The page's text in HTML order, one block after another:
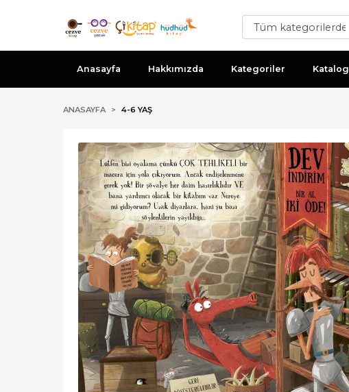
Anasayfa Hakkımızda Kategoriler Katalog
ANASAYFA 4-6 YAŞ